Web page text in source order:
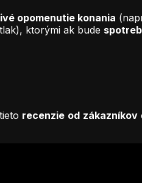
opomenutie konania
ktorými ak bude
recenzie od zákazníkov